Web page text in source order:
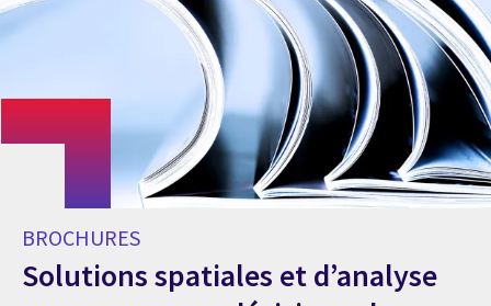
BROCHURES
Solutions spatiales et d’analyse